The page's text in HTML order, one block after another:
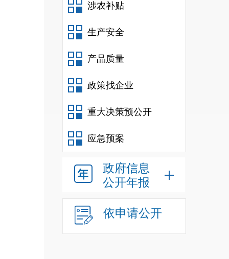
涉农补贴
生产安全
产品质量
政策找企业
重大决策预公开
应急预案
政府信息
公开年报
依申请公开